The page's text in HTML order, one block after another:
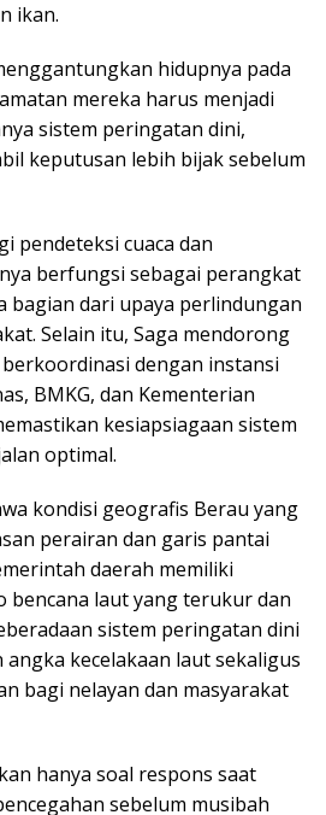
ikan.
hidupnya pada
mereka harus menjadi
sistem peringatan dini,
keputusan lebih bijak sebelum
pendeteksi cuaca dan
berfungsi sebagai perangkat
bagian dari upaya perlindungan
Selain itu, Saga mendorong
dengan instansi
BMKG, dan Kementerian
kesiapsiagaan sistem
optimal.
kondisi geografis Berau yang
perairan dan garis pantai
daerah memiliki
bencana laut yang terukur dan
sistem peringatan dini
kecelakaan laut sekaligus
bagi nelayan dan masyarakat
hanya soal respons saat
sebelum musibah